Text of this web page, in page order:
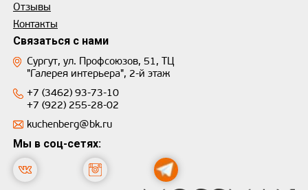
Отзывы
Контакты
Связаться с нами
Сургут, ул. Профсоюзов, 51, ТЦ
"Галерея интерьера", 2-й этаж
+7 (3462) 93-73-10
+7 (922) 255-28-02
kuchenberg@bk.ru
Мы в соц-сетях: